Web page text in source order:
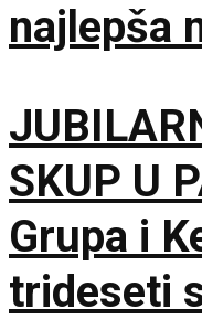
najlepša
SKUP U
Grupa i
trideseti